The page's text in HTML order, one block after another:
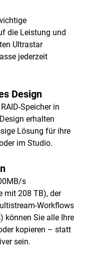
die Leistung und
Ultrastar
jederzeit
Design
Speicher in
erhalten
Lösung für ihre
im Studio.
s
mit 208 TB), der
Workflows
Sie alle Ihre
kopieren – statt
sein.